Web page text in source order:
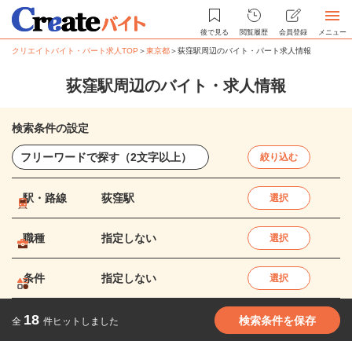
後で見る 閲覧履歴 会員登録 メニュー
クリエイトバイト・パート求人TOP ＞東京都＞荻窪駅周辺のバイト・パート求人情報
荻窪駅周辺のバイト・求人情報
検索条件の設定
絞り込む
駅・路線 荻窪駅 選択
職種 指定しない 選択
条件 指定しない 選択
全 18 件ヒットしました 検索条件を保存